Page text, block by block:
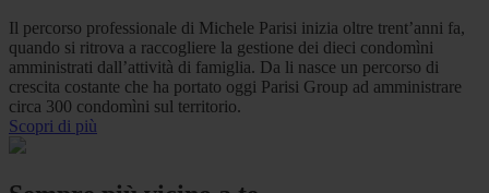
Il percorso professionale di Michele Parisi inizia oltre trent’anni fa,
quando si ritrova a raccogliere la gestione dei dieci condomìni
amministrati dall’attività di famiglia. Da li nasce un percorso di
crescita costante che ha portato oggi Parisi Group ad amministrare
circa 300 condomìni sul territorio.
Scopri di più